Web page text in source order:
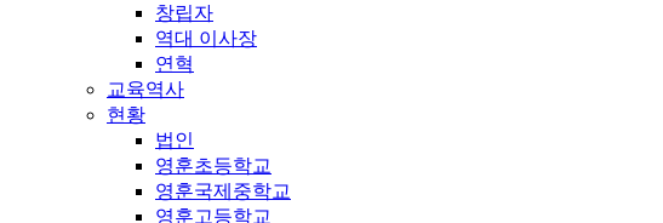
창립자
역대 이사장
연혁
교육역사
현황
법인
영훈초등학교
영훈국제중학교
영훈고등학교